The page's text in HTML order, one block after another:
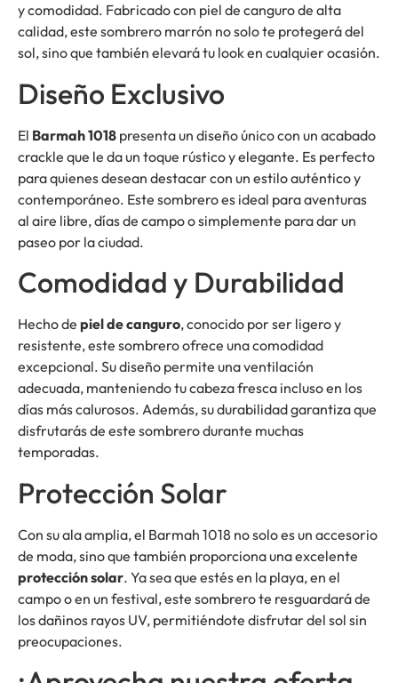
y comodidad. Fabricado con piel de canguro de alta
calidad, este sombrero marrón no solo te protegerá del
sol, sino que también elevará tu look en cualquier ocasión.
Diseño Exclusivo
El Barmah 1018 presenta un diseño único con un acabado
crackle que le da un toque rústico y elegante. Es perfecto
para quienes desean destacar con un estilo auténtico y
contemporáneo. Este sombrero es ideal para aventuras
al aire libre, días de campo o simplemente para dar un
paseo por la ciudad.
Comodidad y Durabilidad
Hecho de piel de canguro, conocido por ser ligero y
resistente, este sombrero ofrece una comodidad
excepcional. Su diseño permite una ventilación
adecuada, manteniendo tu cabeza fresca incluso en los
días más calurosos. Además, su durabilidad garantiza que
disfrutarás de este sombrero durante muchas
temporadas.
Protección Solar
Con su ala amplia, el Barmah 1018 no solo es un accesorio
de moda, sino que también proporciona una excelente
protección solar. Ya sea que estés en la playa, en el
campo o en un festival, este sombrero te resguardará de
los dañinos rayos UV, permitiéndote disfrutar del sol sin
preocupaciones.